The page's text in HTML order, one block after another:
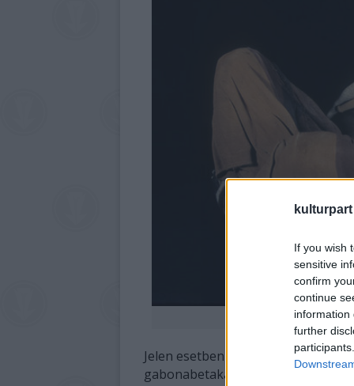
kulturpart
If you wish
sensitive
confirm
continue
information
further
Jelen esetben nem tudni
gabonabetakarítás idejéhez kötik.